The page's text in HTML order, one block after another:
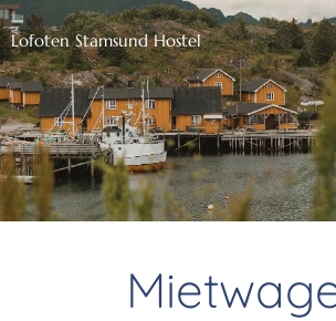
Lofoten Stamsund Hostel